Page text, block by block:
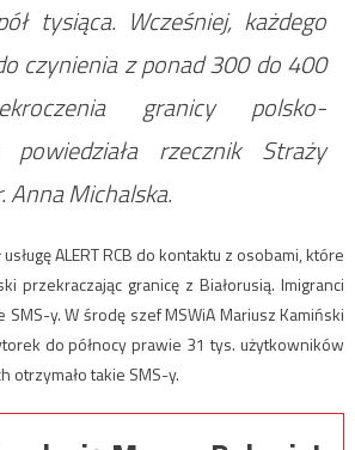
tysiąca. Wcześniej, każdego
czynienia z ponad 300 do 400
granicy polsko-
powiedziała rzecznik Straży
Anna Michalska.
ALERT RCB do kontaktu z osobami, które
przekraczając granicę z Białorusią. Imigranci
y. W środę szef MSWiA Mariusz Kamiński
do północy prawie 31 tys. użytkowników
otrzymało takie SMS-y.